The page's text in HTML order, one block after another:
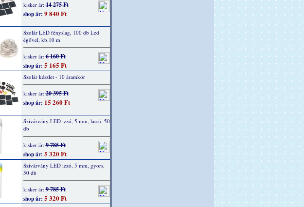
kisker ár:14 275 Ft
shop ár: 9 840 Ft
Szolár LED fényslag, 100 db Led
égővel, kb.10 m
kisker ár:6 160 Ft
shop ár: 5 165 Ft
Szolár készlet - 10 áramkör
kisker ár:20 395 Ft
shop ár: 15 260 Ft
Szívárvány LED izzó, 5 mm, lassú, 50
db
kisker ár:9 785 Ft
shop ár: 5 320 Ft
Szívárvány LED izzó, 5 mm, gyors,
50 db
kisker ár:9 785 Ft
shop ár: 5 320 Ft